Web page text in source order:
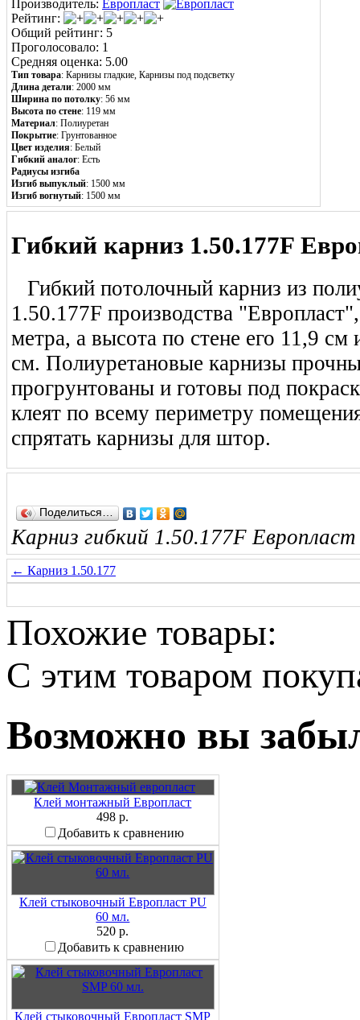
Производитель: Европласт
Рейтинг:
Общий рейтинг: 5
Проголосовало: 1
Средняя оценка: 5.00
Тип товара: Карнизы гладкие, Карнизы под подсветку
Длина детали: 2000 мм
Ширина по потолку: 56 мм
Высота по стене: 119 мм
Материал: Полиуретан
Покрытие: Грунтованное
Цвет изделия: Белый
Гибкий аналог: Есть
Радиусы изгиба
Изгиб выпуклый: 1500 мм
Изгиб вогнутый: 1500 мм
Гибкий карниз 1.50.177F
Гибкий потолочный карниз из
1.50.177F производства
метра, а высота по стене его 11,9
см. Полиуретановые карнизы
прогрунтованы и готовы под
клеят по всему периметру
спрятать карнизы для штор.
Поделиться…
Карниз гибкий 1.50.177F
← Карниз 1.50.177
Похожие товары:
C этим товаром
Возможно вы
Клей монтажный Европласт
498 р.
Добавить к сравнению
Клей стыковочный Европласт PU
60 мл.
520 р.
Добавить к сравнению
Клей стыковочный Европласт SMP